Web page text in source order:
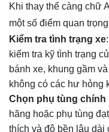
Khi thay thế càng chữ
một số điểm quan
Kiểm tra tình trạng xe
kiểm tra kỹ tình trạng
bánh xe, khung gầm
không có các hư hỏng
Chọn phụ tùng chính
hãng hoặc phụ tùng
thích và độ bền lâu dài